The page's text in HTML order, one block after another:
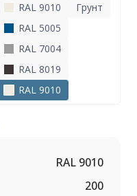
RAL 9010
Грунт
RAL 5005
RAL 7004
RAL 8019
RAL 9010
RAL 9010
200